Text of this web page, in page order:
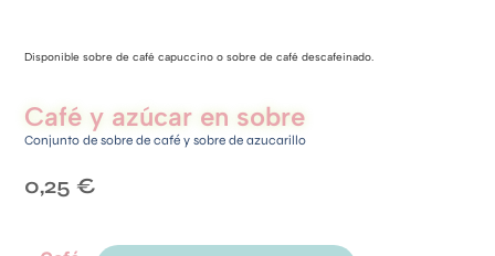
Disponible sobre de café capuccino o sobre de café descafeinado.
Café y azúcar en sobre
Conjunto de sobre de café y sobre de azucarillo
0,25 €